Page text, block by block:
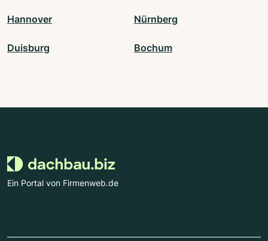
Hannover Nürnberg
Duisburg Bochum
Ein Portal von Firmenweb.de